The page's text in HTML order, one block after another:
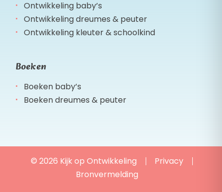
Ontwikkeling baby’s
Ontwikkeling dreumes & peuter
Ontwikkeling kleuter & schoolkind
Boeken
Boeken baby’s
Boeken dreumes & peuter
© 2026 Kijk op Ontwikkeling
Privacy
Bronvermelding